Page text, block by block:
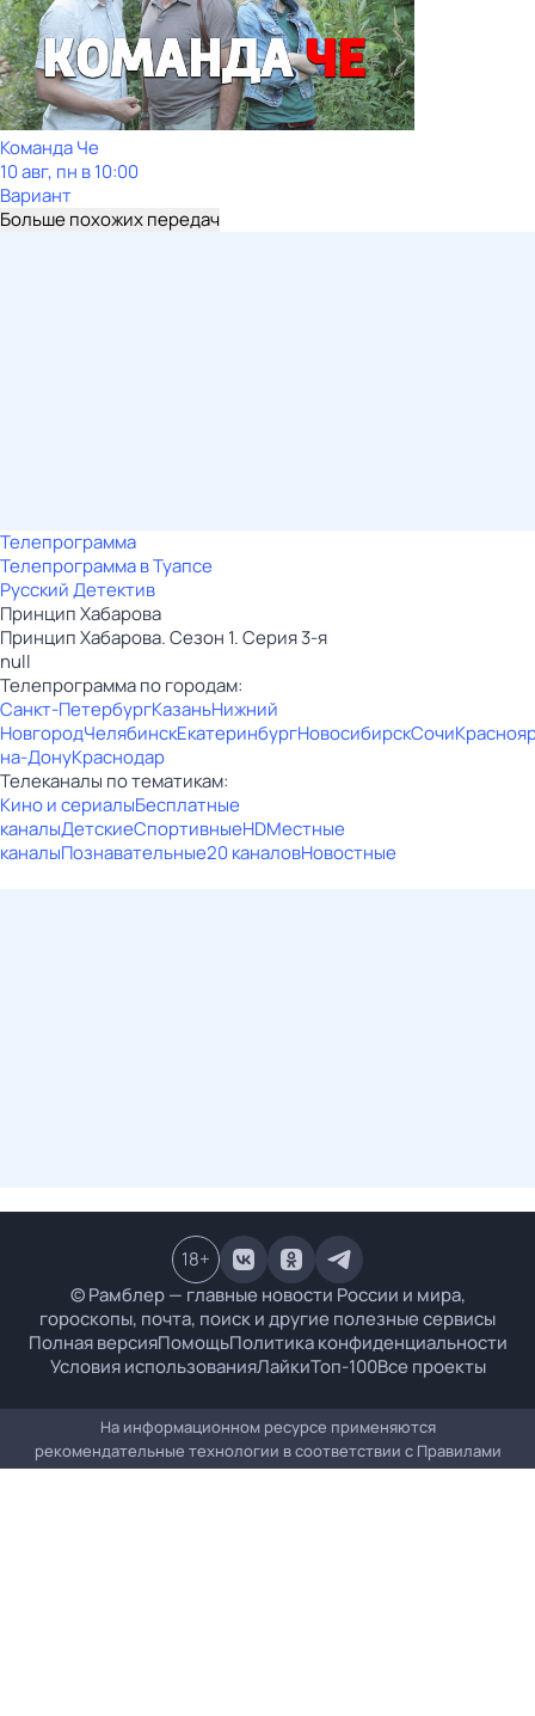
Команда Че
10 авг, пн в 10:00
Вариант
Больше похожих передач
Телепрограмма
Телепрограмма в Туапсе
Русский Детектив
Принцип Хабарова
Принцип Хабарова. Сезон 1. Серия 3-я
null
Телепрограмма по городам:
Санкт-ПетербургКазаньНижний
НовгородЧелябинскЕкатеринбургНовосибирскСочи
на-ДонуКраснодар
Телеканалы по тематикам:
Кино и сериалыБесплатные
каналыДетскиеСпортивныеHDМестные
каналыПознавательные20 каналовНовостные
© Рамблер — главные новости России и мира,
гороскопы, почта, поиск и другие полезные сервисы
Полная версияПомощьПолитика конфиденциальности
Условия использованияЛайкиТоп-100Все проекты
18+
На информационном ресурсе применяются
рекомендательные технологии в соответствии с Правилами